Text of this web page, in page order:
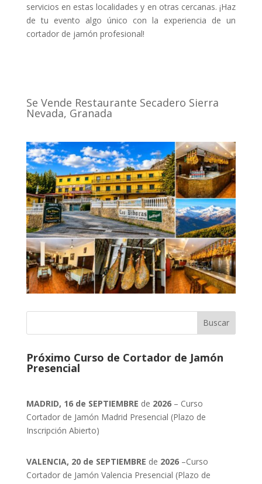
servicios en estas localidades y en otras cercanas. ¡Haz
de tu evento algo único con la experiencia de un
cortador de jamón profesional!
Se Vende Restaurante Secadero Sierra
Nevada, Granada
Próximo Curso de Cortador de Jamón
Presencial
MADRID, 16 de SEPTIEMBRE de 2026– Curso
Cortador de Jamón Madrid Presencial (Plazo de
Inscripción Abierto)
VALENCIA, 20 de SEPTIEMBRE de 2026–Curso
Cortador de Jamón Valencia Presencial (Plazo de